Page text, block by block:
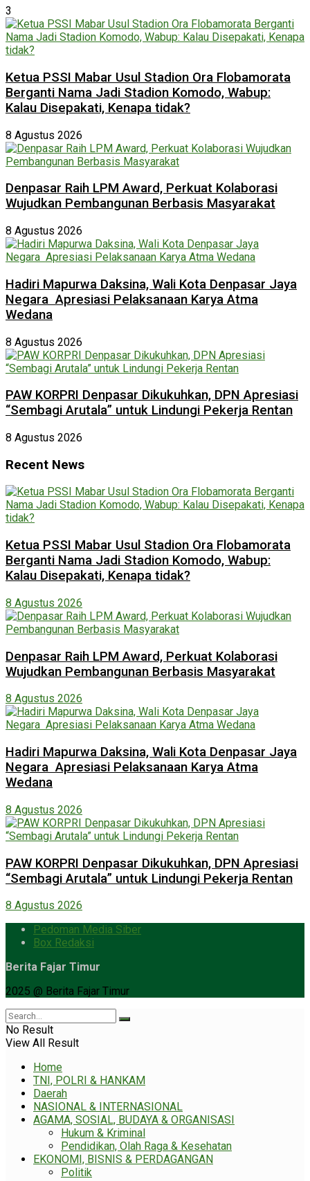
3
Ketua PSSI Mabar Usul Stadion Ora Flobamorata
Berganti Nama Jadi Stadion Komodo, Wabup:
Kalau Disepakati, Kenapa tidak?
8 Agustus 2026
Denpasar Raih LPM Award, Perkuat Kolaborasi
Wujudkan Pembangunan Berbasis Masyarakat
8 Agustus 2026
Hadiri Mapurwa Daksina, Wali Kota Denpasar Jaya
Negara Apresiasi Pelaksanaan Karya Atma
Wedana
8 Agustus 2026
PAW KORPRI Denpasar Dikukuhkan, DPN Apresiasi
“Sembagi Arutala” untuk Lindungi Pekerja Rentan
8 Agustus 2026
Recent News
Ketua PSSI Mabar Usul Stadion Ora Flobamorata
Berganti Nama Jadi Stadion Komodo, Wabup:
Kalau Disepakati, Kenapa tidak?
8 Agustus 2026
Denpasar Raih LPM Award, Perkuat Kolaborasi
Wujudkan Pembangunan Berbasis Masyarakat
8 Agustus 2026
Hadiri Mapurwa Daksina, Wali Kota Denpasar Jaya
Negara Apresiasi Pelaksanaan Karya Atma
Wedana
8 Agustus 2026
PAW KORPRI Denpasar Dikukuhkan, DPN Apresiasi
“Sembagi Arutala” untuk Lindungi Pekerja Rentan
8 Agustus 2026
Pedoman Media Siber
Box Redaksi
Berita Fajar Timur
2025 @ Berita Fajar Timur
No Result
View All Result
Home
TNI, POLRI & HANKAM
Daerah
NASIONAL & INTERNASIONAL
AGAMA, SOSIAL, BUDAYA & ORGANISASI
Hukum & Kriminal
Pendidikan, Olah Raga & Kesehatan
EKONOMI, BISNIS & PERDAGANGAN
Politik